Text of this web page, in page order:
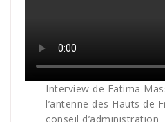
Interview de Fatima
l’antenne des Hauts de
conseil d’administration